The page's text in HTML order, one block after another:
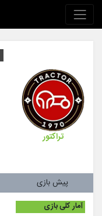
تراکتور
پیش بازی
آمار کلی بازی